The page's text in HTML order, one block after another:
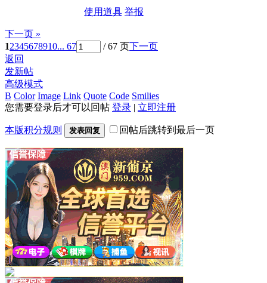
使用道具 举报
下一页 »
12345678910... 67 / 67 页下一页
返回
发新帖
高级模式
B Color Image Link Quote Code Smilies
您需要登录后才可以回帖 登录 | 立即注册
本版积分规则 发表回复 回帖后跳转到最后一页